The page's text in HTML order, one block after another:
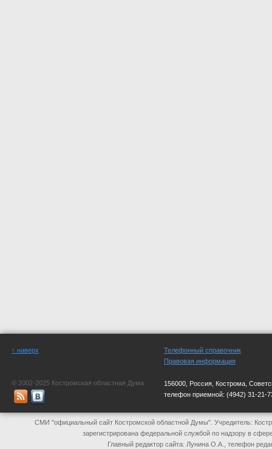
↑ наверх
© 2002-2025 Костромская областная Дума
Телефонный справочник
Правовая информация
156000, Россия, Кострома,
телефон приемной: (4942) 31-21-
СМИ "официальный сайт Костромской областной Думы". Учредитель:
зарегистрирована федеральной службой по надзору в
Главный редактор сайта: Лунина О.А., телефон